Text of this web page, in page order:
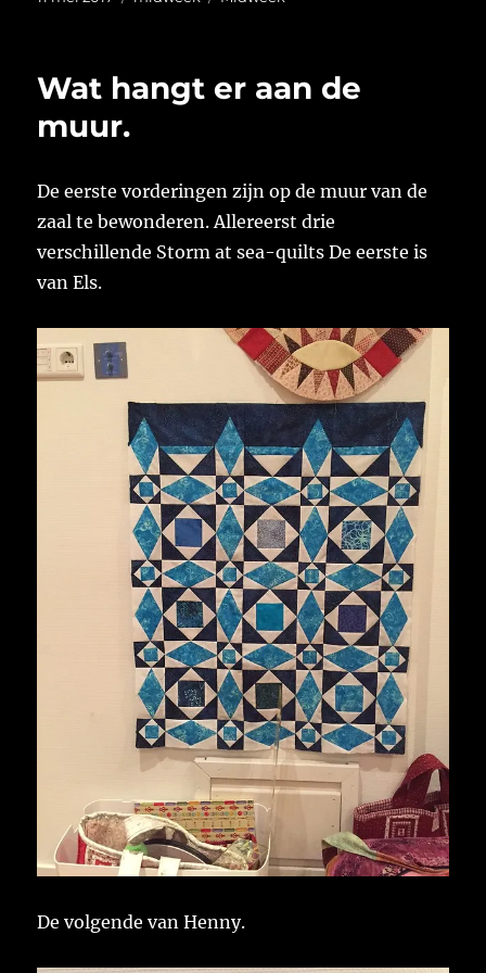
Wat hangt er aan de
muur.
De eerste vorderingen zijn op de muur van de
zaal te bewonderen. Allereerst drie
verschillende Storm at sea-quilts De eerste is
van Els.
De volgende van Henny.